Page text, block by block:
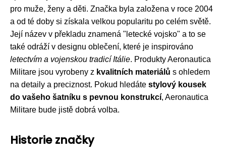
pro muže, ženy a děti. Značka byla založena v roce 2004
a od té doby si získala velkou popularitu po celém světě.
Její název v překladu znamená "letecké vojsko" a to se
také odráží v designu oblečení, které je inspirováno
letectvím a vojenskou tradicí Itálie. Produkty Aeronautica
Militare jsou vyrobeny z kvalitních materiálů s ohledem
na detaily a preciznost. Pokud hledáte stylový kousek
do vašeho šatníku s pevnou konstrukcí, Aeronautica
Militare bude jistě dobrá volba.
Historie značky